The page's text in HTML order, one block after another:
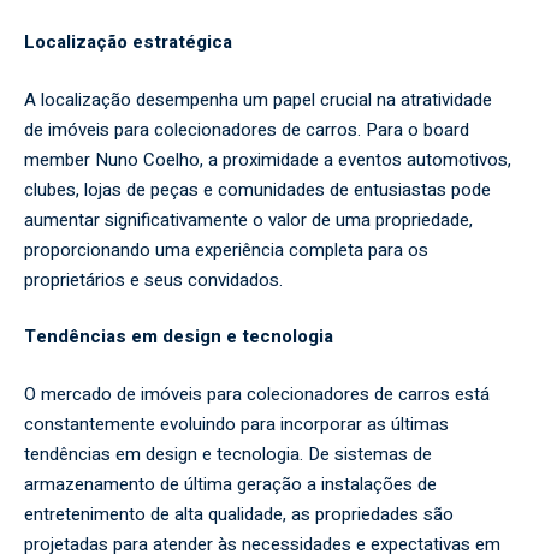
Localização estratégica
A localização desempenha um papel crucial na atratividade
de imóveis para colecionadores de carros. Para o board
member Nuno Coelho, a proximidade a eventos automotivos,
clubes, lojas de peças e comunidades de entusiastas pode
aumentar significativamente o valor de uma propriedade,
proporcionando uma experiência completa para os
proprietários e seus convidados.
Tendências em design e tecnologia
O mercado de imóveis para colecionadores de carros está
constantemente evoluindo para incorporar as últimas
tendências em design e tecnologia. De sistemas de
armazenamento de última geração a instalações de
entretenimento de alta qualidade, as propriedades são
projetadas para atender às necessidades e expectativas em